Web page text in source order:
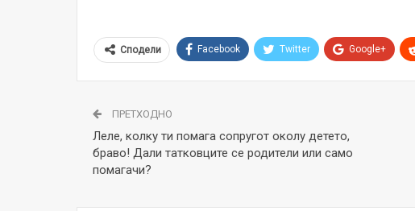
Сподели Facebook Twitter Google+
ПРЕТХОДНО
Леле, колку ти помага сопругот околу детето,
браво! Дали татковците се родители или само
помагачи?